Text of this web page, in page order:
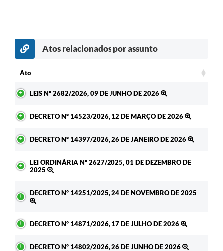
Atos relacionados por assunto
Ato
LEIS Nº 2682/2026, 09 DE JUNHO DE 2026
DECRETO Nº 14523/2026, 12 DE MARÇO DE 2026
DECRETO Nº 14397/2026, 26 DE JANEIRO DE 2026
LEI ORDINÁRIA Nº 2627/2025, 01 DE DEZEMBRO DE
2025
DECRETO Nº 14251/2025, 24 DE NOVEMBRO DE 2025
DECRETO Nº 14871/2026, 17 DE JULHO DE 2026
DECRETO Nº 14802/2026, 26 DE JUNHO DE 2026